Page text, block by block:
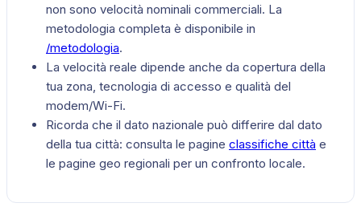
non sono velocità nominali commerciali. La
metodologia completa è disponibile in
/metodologia.
La velocità reale dipende anche da copertura della
tua zona, tecnologia di accesso e qualità del
modem/Wi-Fi.
Ricorda che il dato nazionale può differire dal dato
della tua città: consulta le pagine classifiche città e
le pagine geo regionali per un confronto locale.